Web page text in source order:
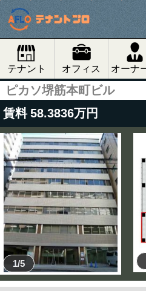
テナント オフィス オーナ
ピカソ堺筋本町ビル
賃料 58.3836万円
1/5